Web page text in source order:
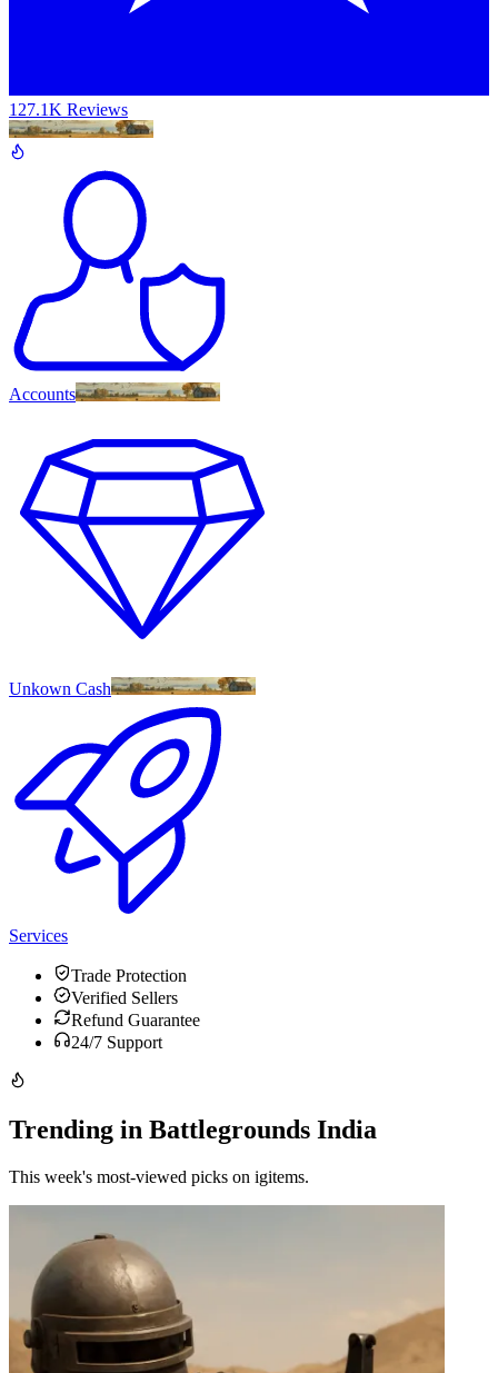
127.1K Reviews
Accounts
Unkown Cash
Services
Trade Protection
Verified Sellers
Refund Guarantee
24/7 Support
Trending in Battlegrounds India
This week's most-viewed picks on igitems.